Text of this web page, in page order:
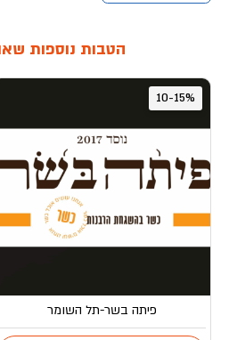
הטבות נוספות
10-15%
פיתה בשר-תל השומר